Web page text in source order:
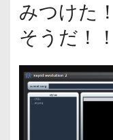
みつけた
そうだ！！